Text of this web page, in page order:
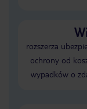
rozszerza
ochrony od
wypadków o